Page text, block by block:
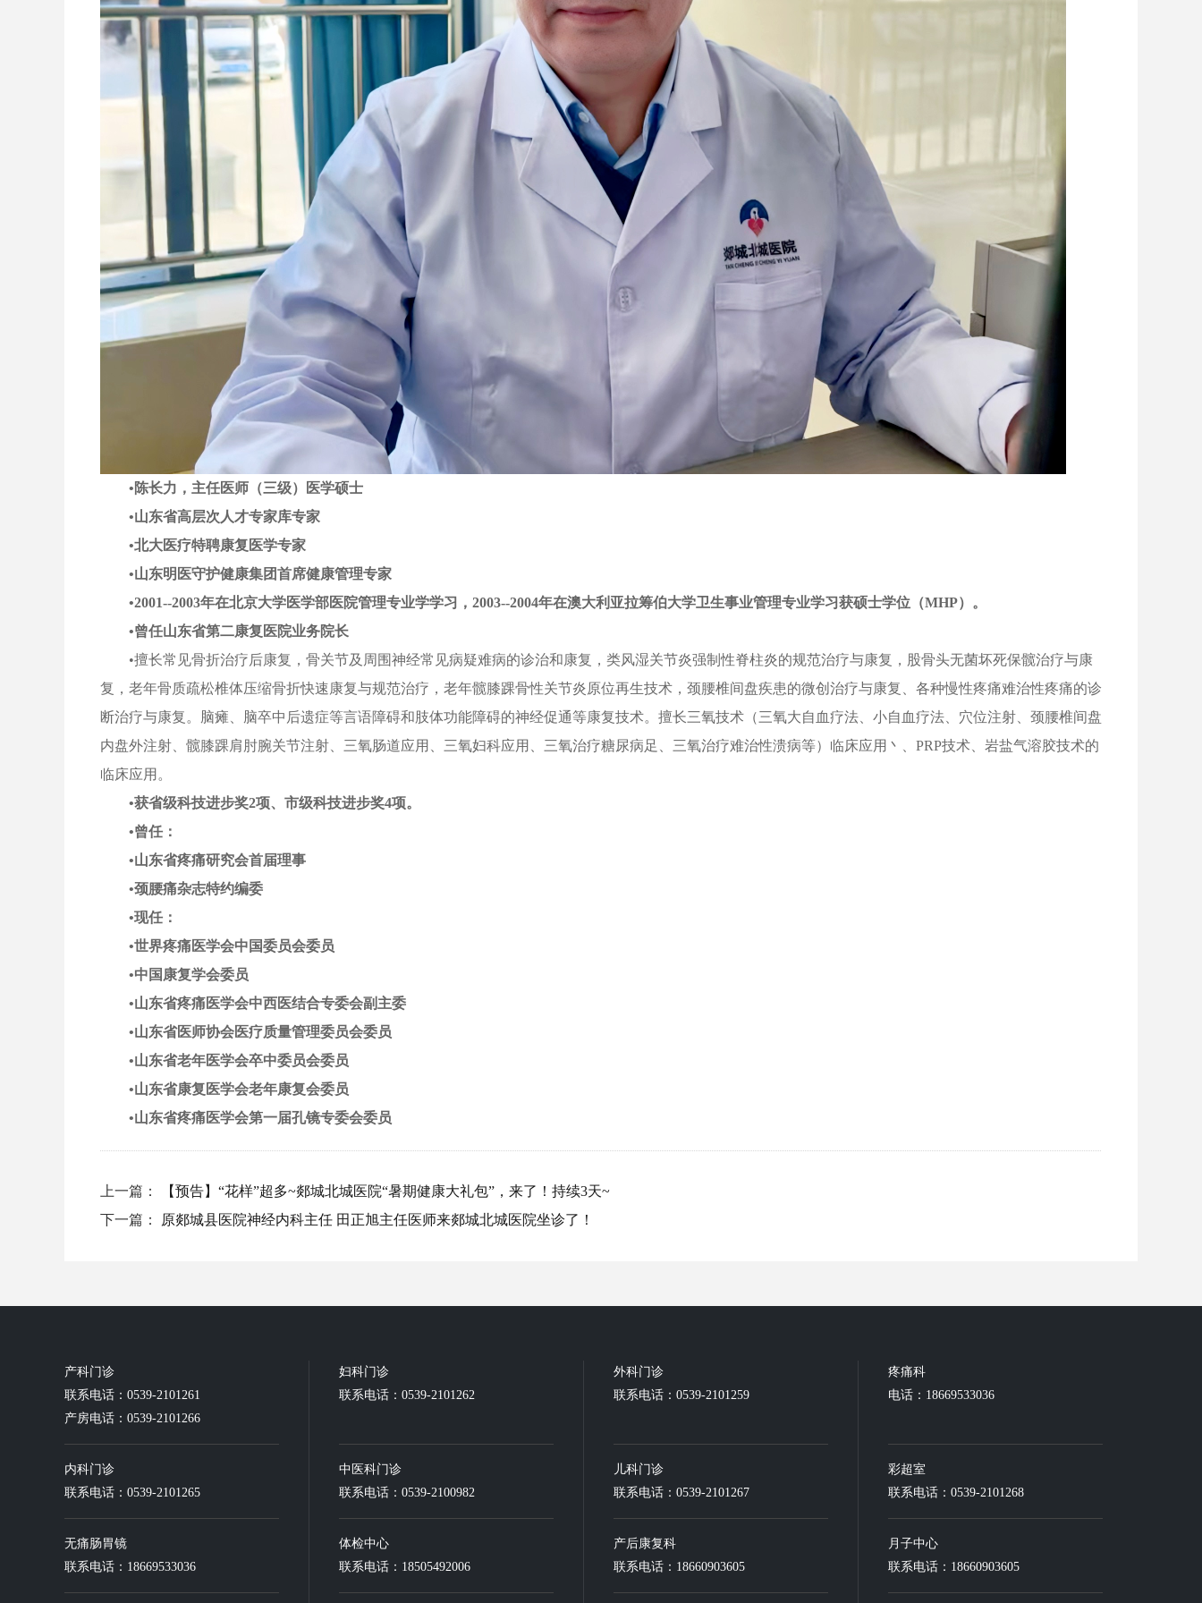
•陈长力，主任医师（三级）医学硕士
•山东省高层次人才专家库专家
•北大医疗特聘康复医学专家
•山东明医守护健康集团首席健康管理专家
•2001--2003年在北京大学医学部医院管理专业学学习，2003--2004年在澳大利亚拉筹伯大学卫生事业管理专业学习获硕士学位（MHP）。
•曾任山东省第二康复医院业务院长
•擅长常见骨折治疗后康复，骨关节及周围神经常见病疑难病的诊治和康复，类风湿关节炎强制性脊柱炎的规范治疗与康复，股骨头无菌坏死保髋治疗与康
复，老年骨质疏松椎体压缩骨折快速康复与规范治疗，老年髋膝踝骨性关节炎原位再生技术，颈腰椎间盘疾患的微创治疗与康复、各种慢性疼痛难治性疼痛的诊
断治疗与康复。脑瘫、脑卒中后遗症等言语障碍和肢体功能障碍的神经促通等康复技术。擅长三氧技术（三氧大自血疗法、小自血疗法、穴位注射、颈腰椎间盘
内盘外注射、髋膝踝肩肘腕关节注射、三氧肠道应用、三氧妇科应用、三氧治疗糖尿病足、三氧治疗难治性溃病等）临床应用丶、PRP技术、岩盐气溶胶技术的
临床应用。
•获省级科技进步奖2项、市级科技进步奖4项。
•曾任：
•山东省疼痛研究会首届理事
•颈腰痛杂志特约编委
•现任：
•世界疼痛医学会中国委员会委员
•中国康复学会委员
•山东省疼痛医学会中西医结合专委会副主委
•山东省医师协会医疗质量管理委员会委员
•山东省老年医学会卒中委员会委员
•山东省康复医学会老年康复会委员
•山东省疼痛医学会第一届孔镜专委会委员
上一篇：
【预告】“花样”超多~郯城北城医院“暑期健康大礼包”，来了！持续3天~
下一篇：
原郯城县医院神经内科主任 田正旭主任医师来郯城北城医院坐诊了！
产科门诊
联系电话：0539-2101261
产房电话：0539-2101266
内科门诊
联系电话：0539-2101265
无痛肠胃镜
联系电话：18669533036
妇科门诊
联系电话：0539-2101262
中医科门诊
联系电话：0539-2100982
体检中心
联系电话：18505492006
外科门诊
联系电话：0539-2101259
儿科门诊
联系电话：0539-2101267
产后康复科
联系电话：18660903605
疼痛科
电话：18669533036
彩超室
联系电话：0539-2101268
月子中心
联系电话：18660903605